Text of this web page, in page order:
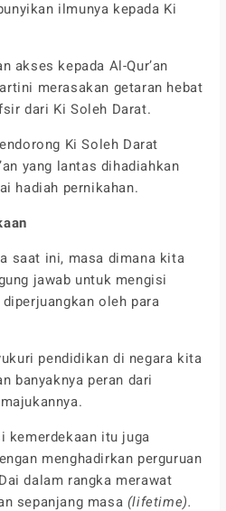
ilmunya kepada Ki
akses kepada Al-Qur’an
merasakan getaran hebat
dari Ki Soleh Darat.
Ki Soleh Darat
yang lantas dihadiahkan
hadiah pernikahan.
saat ini, masa dimana kita
jawab untuk mengisi
oleh para
pendidikan di negara kita
banyaknya peran dari
kemerdekaan itu juga
menghadirkan perguruan
dalam rangka merawat
sepanjang masa (lifetime).